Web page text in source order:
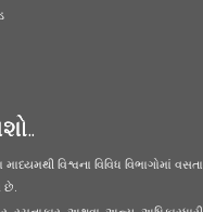
વિશ્વના વિવિધ વિભાગોમાં વસતા
છે.